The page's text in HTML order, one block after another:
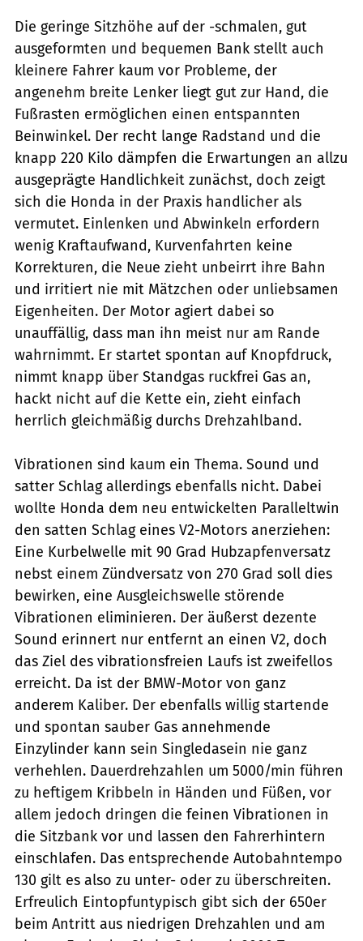
Die geringe Sitzhöhe auf der -schmalen, gut
ausgeformten und bequemen Bank stellt auch
kleinere Fahrer kaum vor Probleme, der
angenehm breite Lenker liegt gut zur Hand, die
Fußrasten ermöglichen einen entspannten
Beinwinkel. Der recht lange Radstand und die
knapp 220 Kilo dämpfen die Erwartungen an allzu
ausgeprägte Handlichkeit zunächst, doch zeigt
sich die Honda in der Praxis handlicher als
vermutet. Einlenken und Abwinkeln erfordern
wenig Kraftaufwand, Kurvenfahrten keine
Korrekturen, die Neue zieht unbeirrt ihre Bahn
und irritiert nie mit Mätzchen oder unliebsamen
Eigenheiten. Der Motor agiert dabei so
unauffällig, dass man ihn meist nur am Rande
wahrnimmt. Er startet spontan auf Knopfdruck,
nimmt knapp über Standgas ruckfrei Gas an,
hackt nicht auf die Kette ein, zieht einfach
herrlich gleichmäßig durchs Drehzahlband.
Vibrationen sind kaum ein Thema. Sound und
satter Schlag allerdings ebenfalls nicht. Dabei
wollte Honda dem neu entwickelten Paralleltwin
den satten Schlag eines V2-Motors anerziehen:
Eine Kurbelwelle mit 90 Grad Hubzapfenversatz
nebst einem Zündversatz von 270 Grad soll dies
bewirken, eine Ausgleichswelle störende
Vibrationen eliminieren. Der äußerst dezente
Sound erinnert nur entfernt an einen V2, doch
das Ziel des vibrationsfreien Laufs ist zweifellos
erreicht. Da ist der BMW-Motor von ganz
anderem Kaliber. Der ebenfalls willig startende
und spontan sauber Gas annehmende
Einzylinder kann sein Singledasein nie ganz
verhehlen. Dauerdrehzahlen um 5000/min führen
zu heftigem Kribbeln in Händen und Füßen, vor
allem jedoch dringen die feinen Vibrationen in
die Sitzbank vor und lassen den Fahrerhintern
einschlafen. Das entsprechende Autobahntempo
130 gilt es also zu unter- oder zu überschreiten.
Erfreulich Eintopfuntypisch gibt sich der 650er
beim Antritt aus niedrigen Drehzahlen und am